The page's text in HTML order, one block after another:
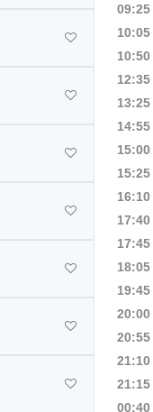
09:25
10:05
10:50
12:35
13:25
14:55
15:00
15:25
16:10
17:40
17:45
18:05
19:45
20:00
20:55
21:10
21:15
00:40